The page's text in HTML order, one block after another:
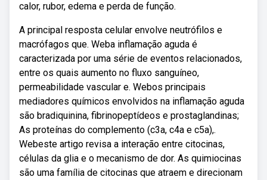
calor, rubor, edema e perda de função.
A principal resposta celular envolve neutrófilos e
macrófagos que. Weba inflamação aguda é
caracterizada por uma série de eventos relacionados,
entre os quais aumento no fluxo sanguíneo,
permeabilidade vascular e. Webos principais
mediadores químicos envolvidos na inflamação aguda
são bradiquinina, fibrinopeptídeos e prostaglandinas;
As proteínas do complemento (c3a, c4a e c5a),.
Webeste artigo revisa a interação entre citocinas,
células da glia e o mecanismo de dor. As quimiocinas
são uma família de citocinas que atraem e direcionam